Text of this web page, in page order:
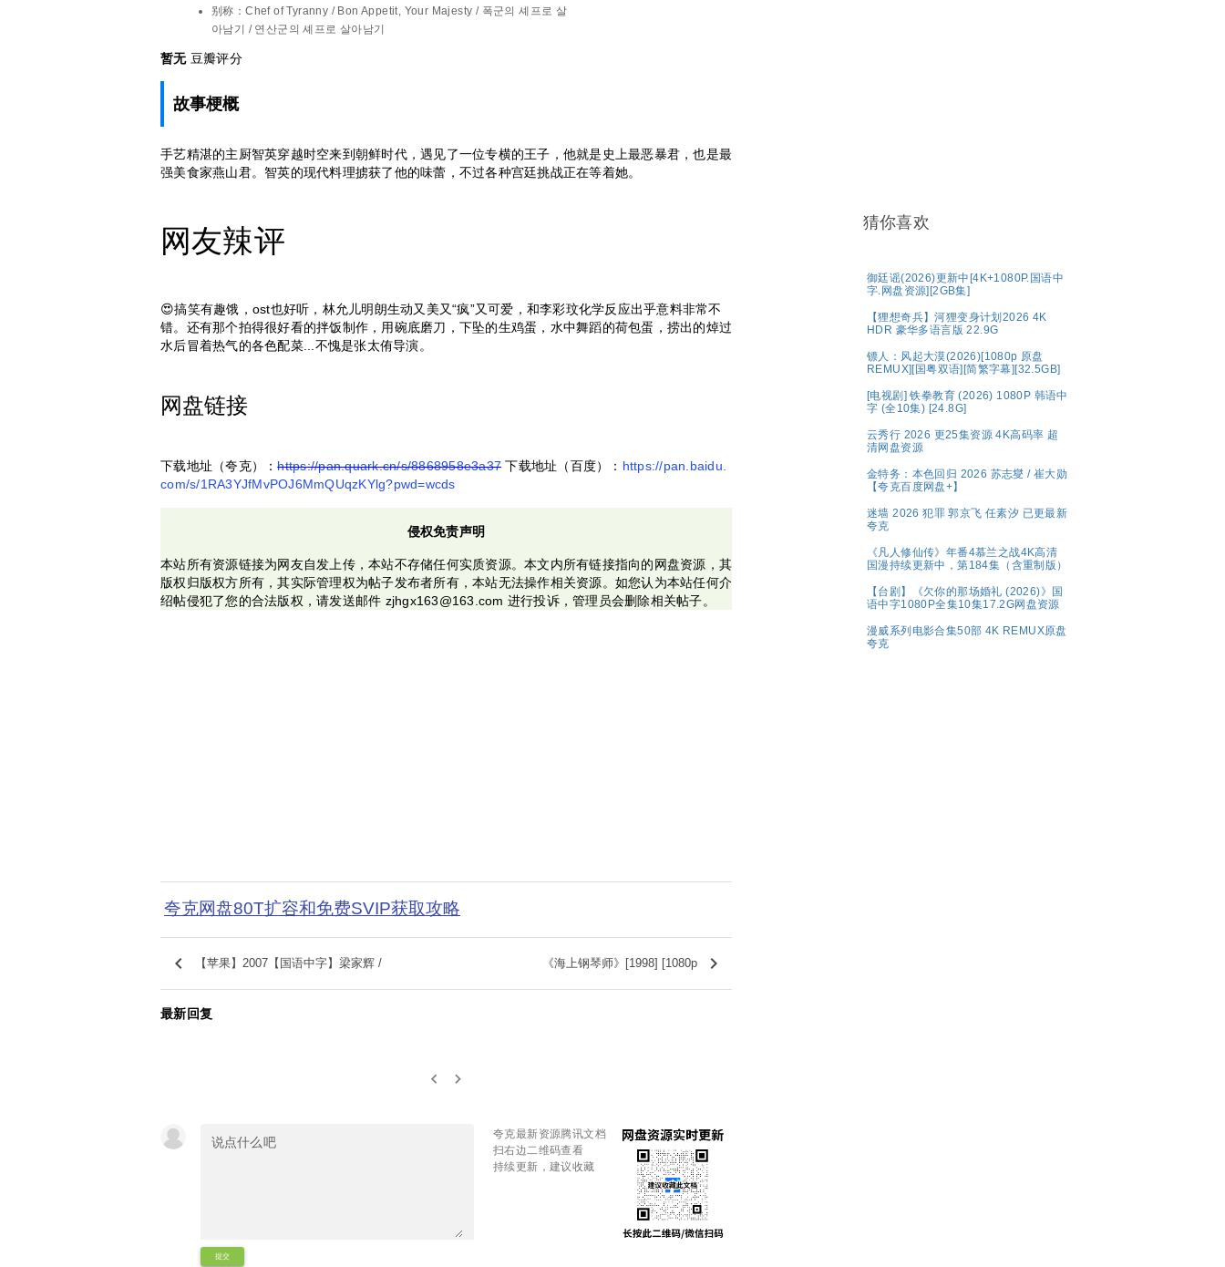
别称：Chef of Tyranny / Bon Appetit, Your Majesty / 폭군의 셰프로 살
아남기 / 연산군의 셰프로 살아남기
暂无 豆瓣评分
故事梗概
手艺精湛的主厨智英穿越时空来到朝鲜时代，遇见了一位专横的王子，他就是史上最恶暴君，也是最
强美食家燕山君。智英的现代料理掳获了他的味蕾，不过各种宫廷挑战正在等着她。
网友辣评
😍搞笑有趣饿，ost也好听，林允儿明朗生动又美又“疯”又可爱，和李彩玟化学反应出乎意料非常不
错。还有那个拍得很好看的拌饭制作，用碗底磨刀，下坠的生鸡蛋，水中舞蹈的荷包蛋，捞出的焯过
水后冒着热气的各色配菜...不愧是张太侑导演。
网盘链接
下载地址（夸克）：https://pan.quark.cn/s/8868958e3a37 下载地址（百度）： https://pan.baidu.
com/s/1RA3YJfMvPOJ6MmQUqzKYlg?pwd=wcds
侵权免责声明
本站所有资源链接为网友自发上传，本站不存储任何实质资源。本文内所有链接指向的网盘资源，其
版权归版权方所有，其实际管理权为帖子发布者所有，本站无法操作相关资源。如您认为本站任何介
绍帖侵犯了您的合法版权，请发送邮件 zjhgx163@163.com 进行投诉，管理员会删除相关帖子。
夸克网盘80T扩容和免费SVIP获取攻略
keyboard_arrow_left 【苹果】2007【国语中字】梁家辉 / 《海上钢琴师》[1998] [1080p keyboard_arrow_right
最新回复
keyboard_arrow_left keyboard_arrow_right
提交
夸克最新资源腾讯文档
扫右边二维码查看
持续更新，建议收藏
猜你喜欢
御廷谣(2026)更新中[4K+1080P.国语中
字.网盘资源][2GB集]
【狸想奇兵】河狸变身计划2026 4K
HDR 豪华多语言版 22.9G
镖人：风起大漠(2026)[1080p 原盘
REMUX][国粤双语][简繁字幕][32.5GB]
[电视剧] 铁拳教育 (2026) 1080P 韩语中
字 (全10集) [24.8G]
云秀行 2026 更25集资源 4K高码率 超
清网盘资源
金特务：本色回归 2026 苏志燮 / 崔大勋
【夸克百度网盘+】
迷墙 2026 犯罪 郭京飞 任素汐 已更最新
夸克
《凡人修仙传》年番4慕兰之战4K高清
国漫持续更新中，第184集（含重制版）
【台剧】《欠你的那场婚礼 (2026)》国
语中字1080P全集10集17.2G网盘资源
漫威系列电影合集50部 4K REMUX原盘
夸克